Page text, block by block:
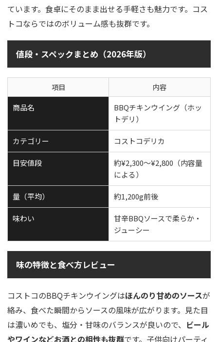
ています。食卓にそのまま出せる手軽さも魅力です。コス
トコならではのボリューム感も抜群です。
値段・スペックまとめ（2026年版）
項目
内容
商品名
BBQチキンウイング（ホッ
トデリ）
カテゴリー コストコデリカ
目安値段
約¥2,300〜¥2,800（内容量
による）
量（平均） 約1,200g前後
味わい
甘辛BBQソースで柔らか・
ジューシー
味の特徴と食べ方レビュー
コストコのBBQチキンウイングはほんのり甘めのソースが
絡み、食べた瞬間からソースの風味が広がります。見た目
は濃いめでも、塩分・甘味のバランスが良いので、 ビール
やワインなどお酒との相性も抜群です。子供向けパーティ